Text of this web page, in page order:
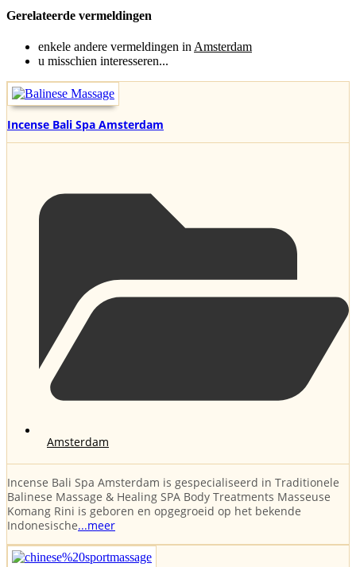
Gerelateerde vermeldingen
enkele andere vermeldingen in Amsterdam
u misschien interesseren...
Incense Bali Spa Amsterdam
Amsterdam
Incense Bali Spa Amsterdam is gespecialiseerd in Traditionele
Balinese Massage & Healing SPA Body Treatments Masseuse
Komang Rini is geboren en opgegroeid op het bekende
Indonesische...meer